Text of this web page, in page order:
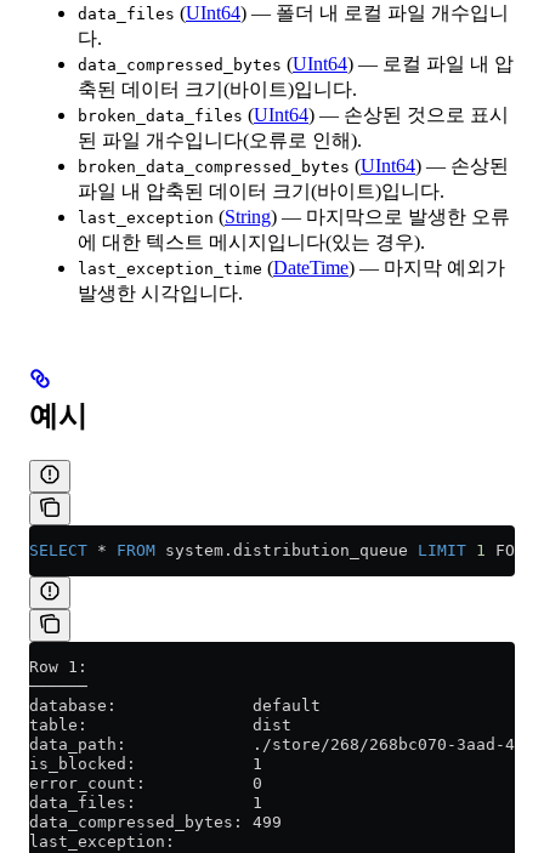
data_files (UInt64) — 폴더 내 로컬 파일 개수입니
다.
data_compressed_bytes (UInt64) — 로컬 파일 내 압
축된 데이터 크기(바이트)입니다.
broken_data_files (UInt64) — 손상된 것으로 표시
된 파일 개수입니다(오류로 인해).
broken_data_compressed_bytes (UInt64) — 손상된
파일 내 압축된 데이터 크기(바이트)입니다.
last_exception (String) — 마지막으로 발생한 오류
에 대한 텍스트 메시지입니다(있는 경우).
last_exception_time (DateTime) — 마지막 예외가
발생한 시각입니다.
예시
SELECT * FROM system . distribution_queue LIMIT 1
Row 1:
──────
database:              default
table:                 dist
data_path:             ./store/268/268bc070-3aad-4b1a-
is_blocked:            1
error_count:           0
data_files:            1
data_compressed_bytes: 499
last_exception: